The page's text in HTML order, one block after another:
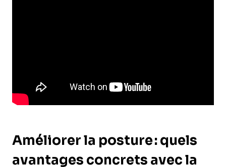
Améliorer la posture : quels
avantages concrets avec la